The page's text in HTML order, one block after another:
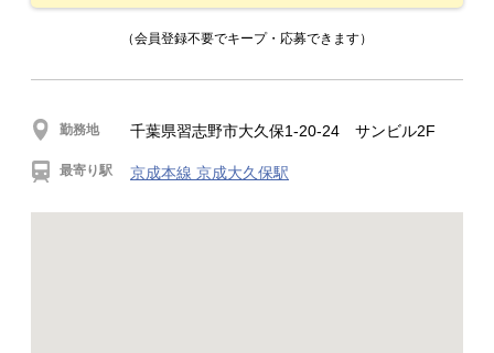
（会員登録不要でキープ・応募できます）
勤務地 千葉県習志野市大久保1-20-24 サンビル2F
最寄り駅 京成本線 京成大久保駅